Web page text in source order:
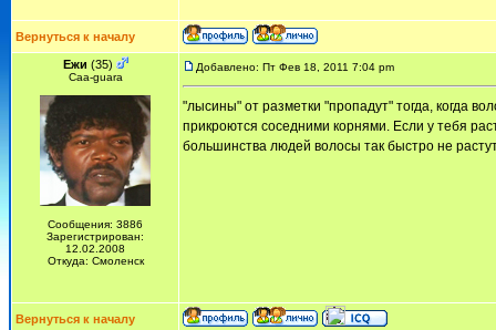
Вернуться к началу
Ежи (35)
Сaa-guara
Сообщения: 3886
Зарегистрирован:
12.02.2008
Откуда: Смоленск
Добавлено: Пт Фев 18, 2011 7:04 pm
"лысины" от разметки "пропадут" тогда, когда
прикроются соседними корнями. Если у тебя
большинства людей волосы так быстро не
Вернуться к началу